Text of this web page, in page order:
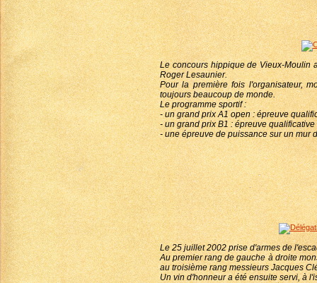
Le concours hippique de Vieux-Moulin
Roger Lesaunier.
Pour la première fois l'organisateur,
toujours beaucoup de monde.
Le programme sportif :
- un grand prix A1 open : épreuve
- un grand prix B1 : épreuve
- une épreuve de puissance sur un mur
Le 25 juillet 2002 prise d'armes de
Au premier rang de gauche à droite
au troisième rang messieurs Jacques
Un vin d'honneur a été ensuite servi, à